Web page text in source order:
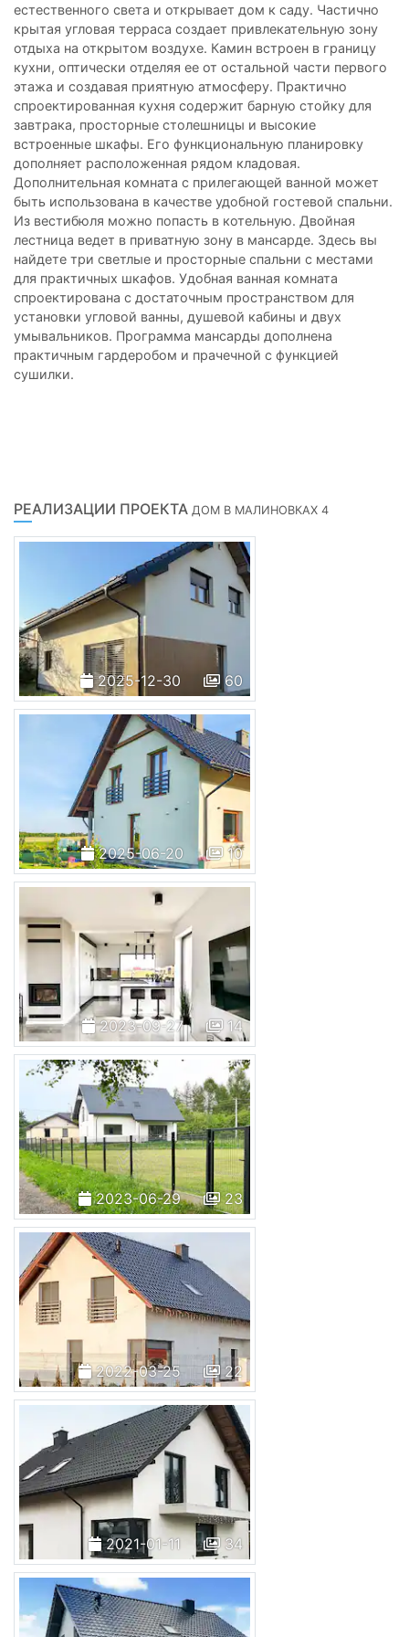
естественного света и открывает дом к саду. Частично
крытая угловая терраса создает привлекательную зону
отдыха на открытом воздухе. Камин встроен в границу
кухни, оптически отделяя ее от остальной части первого
этажа и создавая приятную атмосферу. Практично
спроектированная кухня содержит барную стойку для
завтрака, просторные столешницы и высокие
встроенные шкафы. Его функциональную планировку
дополняет расположенная рядом кладовая.
Дополнительная комната с прилегающей ванной может
быть использована в качестве удобной гостевой спальни.
Из вестибюля можно попасть в котельную. Двойная
лестница ведет в приватную зону в мансарде. Здесь вы
найдете три светлые и просторные спальни с местами
для практичных шкафов. Удобная ванная комната
спроектирована с достаточным пространством для
установки угловой ванны, душевой кабины и двух
умывальников. Программа мансарды дополнена
практичным гардеробом и прачечной с функцией
сушилки.
РЕАЛИЗАЦИИ ПРОЕКТА ДОМ В МАЛИНОВКАХ 4
2025-12-30 60
2025-06-20 10
2023-09-27 14
2023-06-29 23
2022-03-25 22
2021-01-11 34